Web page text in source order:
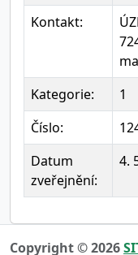
Kontakt:
Kategorie:
1
Číslo:
Datum
zveřejnění:
4.
Copyright © 2026